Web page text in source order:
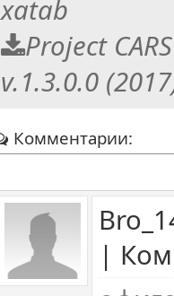
xatab
Project
v.1.3.0.0
Комментарии:
|